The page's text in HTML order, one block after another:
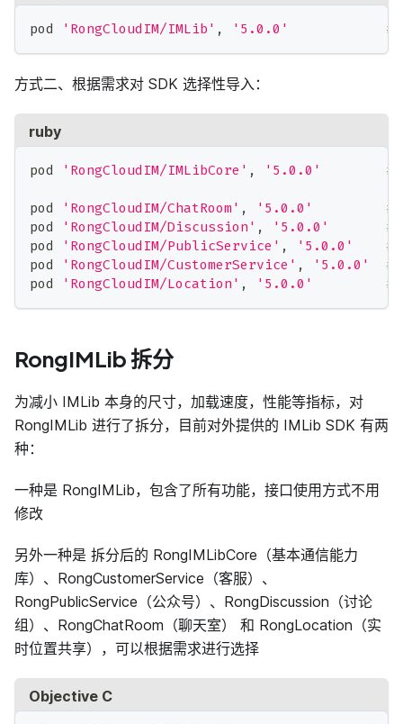
pod 'RongCloudIM/IMLib' , '5.0.0' #
方式二、根据需求对 SDK 选择性导入：
ruby
pod 'RongCloudIM/IMLibCore' , '5.0.0' #
pod 'RongCloudIM/ChatRoom' , '5.0.0'
#
pod
'RongCloudIM/Discussion' , '5.0.0'
#
pod
'RongCloudIM/PublicService' , '5.0.0'
#
pod
'RongCloudIM/CustomerService' , '5.0.0'
#
pod
'RongCloudIM/Location' , '5.0.0' #
RongIMLib 拆分
为减小 IMLib 本身的尺寸，加载速度，性能等指标，对
RongIMLib 进行了拆分，目前对外提供的 IMLib SDK 有两
种：
一种是 RongIMLib，包含了所有功能，接口使用方式不用
修改
另外一种是 拆分后的 RongIMLibCore（基本通信能力
库）、RongCustomerService（客服）、
RongPublicService（公众号）、RongDiscussion（讨论
组）、RongChatRoom（聊天室） 和 RongLocation（实
时位置共享），可以根据需求进行选择
Objective C